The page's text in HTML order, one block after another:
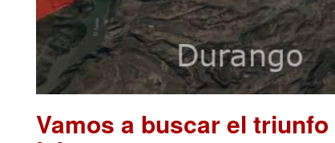
Vamos a buscar el